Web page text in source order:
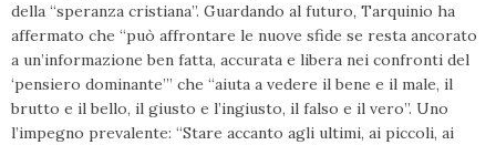
della “speranza cristiana”. Guardando al futuro, Tarquinio ha
affermato che “può affrontare le nuove sfide se resta ancorato
a un’informazione ben fatta, accurata e libera nei confronti del
‘pensiero dominante’” che “aiuta a vedere il bene e il male, il
brutto e il bello, il giusto e l’ingiusto, il falso e il vero”. Uno
l’impegno prevalente: “Stare accanto agli ultimi, ai piccoli, ai